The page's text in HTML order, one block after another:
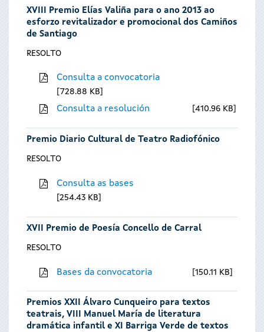
XVIII Premio Elías Valiña para o ano 2013 ao
esforzo revitalizador e promocional dos Camiños
de Santiago
RESOLTO
Consulta a convocatoria
728.88 KB
Consulta a resolución 410.96 KB
Premio Diario Cultural de Teatro Radiofónico
RESOLTO
Consulta as bases
254.43 KB
XVII Premio de Poesía Concello de Carral
RESOLTO
Bases da convocatoria 150.11 KB
Premios XXII Álvaro Cunqueiro para textos
teatrais, VIII Manuel María de literatura
dramática infantil e XI Barriga Verde de textos